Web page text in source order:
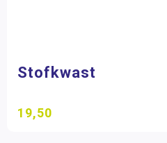
Stofkwast
19,50